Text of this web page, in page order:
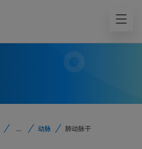
... 动脉 肺动脉干